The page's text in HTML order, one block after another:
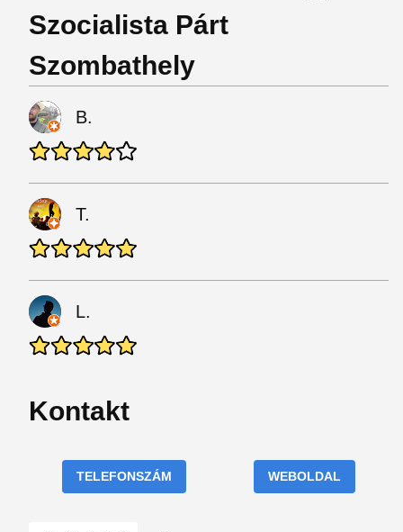
Szocialista Párt
Szombathely
B.
T.
L.
Kontakt
TELEFONSZÁM WEBOLDAL